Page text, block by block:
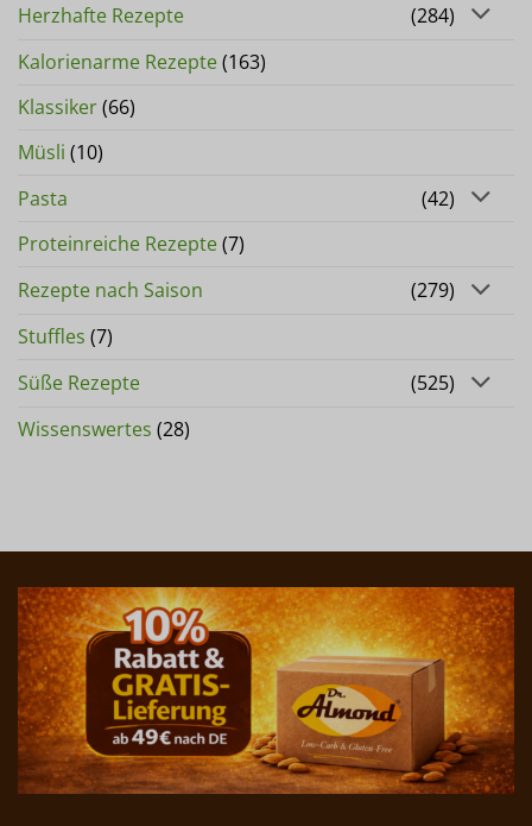
Herzhafte Rezepte
(284)
Kalorienarme Rezepte(163)
Klassiker(66)
Müsli (10)
Pasta
(42)
Proteinreiche Rezepte(7)
Rezepte nach Saison
(279)
Stuffles (7)
Süße Rezepte
(525)
Wissenswertes (28)